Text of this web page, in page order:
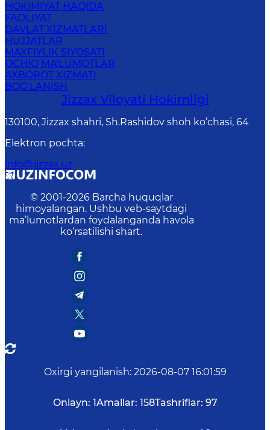
HOKIMIYAT HAQIDA
FAOLIYAT
DAVLAT XIZMATLARI
HUJJATLAR
MAXFIYLIK SIYOSATI
OCHIQ MA'LUMOTLAR
AXBOROT XIZMATI
BOG‘LANISH
Jizzах Vilоyati Hоkimligi
130100, Jizzax shahri, Sh.Rashidov shoh ko’chasi, 64
Elektron pochta:
info@jizzax.uz
© 2001-2026 Barcha huquqlar
himoyalangan. Ushbu veb-saytdagi
ma’lumotlardan foydalanganda havola
ko‘rsatilishi shart.
Oxirgi yangilanish: 2026-08-07 16:01:59
Onlayn: 1Amallar: 158Tashriflar: 97